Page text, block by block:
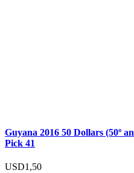
Guyana 2016 50 Dollars (50º
Pick 41
USD1,50